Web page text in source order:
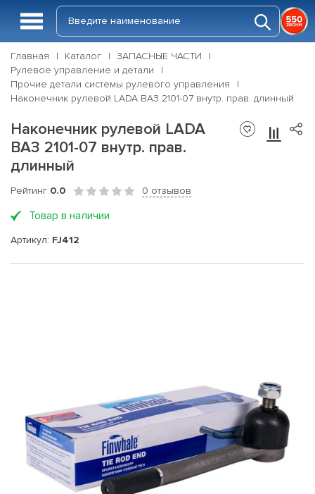
Главная Каталог
ЗАПАСНЫЕ ЧАСТИ
Рулевое управление и детали
Прочие детали системы рулевого управления
Наконечник рулевой LADA ВАЗ 2101-07 внутр. прав. длинный
Наконечник рулевой LADA
ВАЗ 2101-07 внутр. прав.
длинный
Рейтинг 0.0 0 отзывов
Товар в наличии
Артикул: FJ412